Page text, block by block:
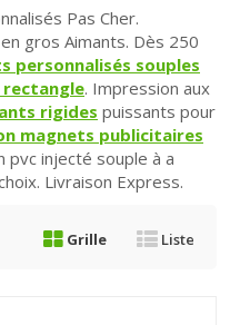
Pas Cher.
gros Aimants. Dès 250
personnalisés souples
rectangle. Impression aux
rigides puissants pour
magnets publicitaires
pvc injecté souple à a
Livraison Express.
Grille Liste